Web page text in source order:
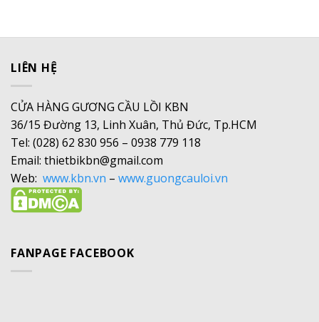
LIÊN HỆ
CỬA HÀNG GƯƠNG CẦU LỒI KBN
36/15 Đường 13, Linh Xuân, Thủ Đức, Tp.HCM
Tel: (028) 62 830 956 – 0938 779 118
Email: thietbikbn@gmail.com
Web: www.kbn.vn – www.guongcauloi.vn
FANPAGE FACEBOOK